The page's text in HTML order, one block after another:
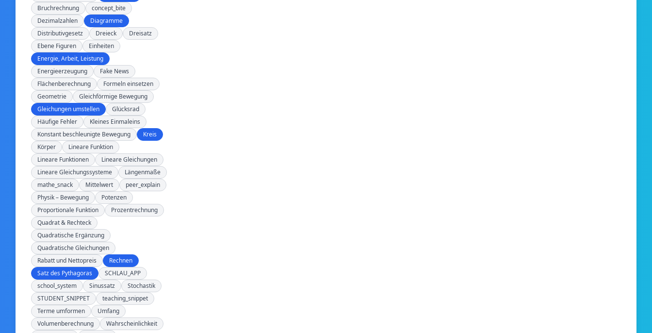
Bruchrechnung
concept_bite
Dezimalzahlen
Diagramme
Distributivgesetz
Dreieck
Dreisatz
Ebene Figuren
Einheiten
Energie, Arbeit, Leistung
Energieerzeugung
Fake News
Flächenberechnung
Formeln einsetzen
Geometrie
Gleichförmige Bewegung
Gleichungen umstellen
Glücksrad
Häufige Fehler
Kleines Einmaleins
Konstant beschleunigte Bewegung
Kreis
Körper
Lineare Funktion
Lineare Funktionen
Lineare Gleichungen
Lineare Gleichungssysteme
Längenmaße
mathe_snack
Mittelwert
peer_explain
Physik – Bewegung
Potenzen
Proportionale Funktion
Prozentrechnung
Quadrat & Rechteck
Quadratische Ergänzung
Quadratische Gleichungen
Rabatt und Nettopreis
Rechnen
Satz des Pythagoras
SCHLAU_APP
school_system
Sinussatz
Stochastik
STUDENT_SNIPPET
teaching_snippet
Terme umformen
Umfang
Volumenberechnung
Wahrscheinlichkeit